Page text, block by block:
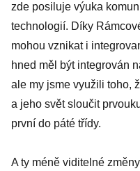
zde posiluje výuka
technologií. Díky
mohou vznikat i
hned měl být integrován
ale my jsme využili toho,
a jeho svět sloučit
první do páté třídy.
A ty méně viditelné